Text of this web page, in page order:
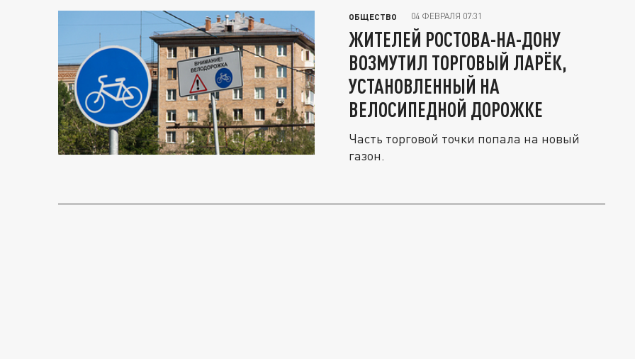
ОБЩЕСТВО 04 ФЕВРАЛЯ 07:31
ЖИТЕЛЕЙ РОСТОВА-НА-ДОНУ
ВОЗМУТИЛ ТОРГОВЫЙ ЛАРЁК,
УСТАНОВЛЕННЫЙ НА
ВЕЛОСИПЕДНОЙ ДОРОЖКЕ
Часть торговой точки попала на новый
газон.